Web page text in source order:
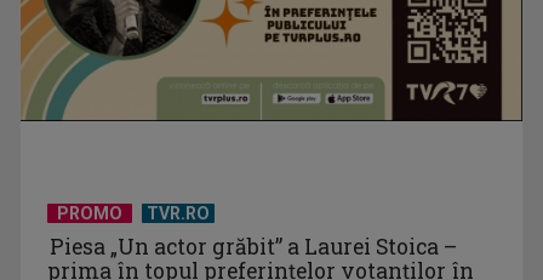
Marea bătălie economică pentru atenția noastră
PROMO TVR.RO
Piesa „Un actor grăbit” a Laurei Stoica –